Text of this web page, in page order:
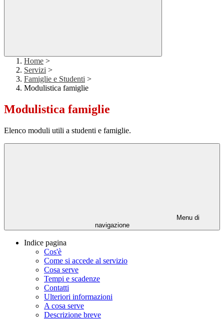
Home >
Servizi >
Famiglie e Studenti >
Modulistica famiglie
Modulistica famiglie
Elenco moduli utili a studenti e famiglie.
Menu di
navigazione
Indice pagina
Cos'è
Come si accede al servizio
Cosa serve
Tempi e scadenze
Contatti
Ulteriori informazioni
A cosa serve
Descrizione breve